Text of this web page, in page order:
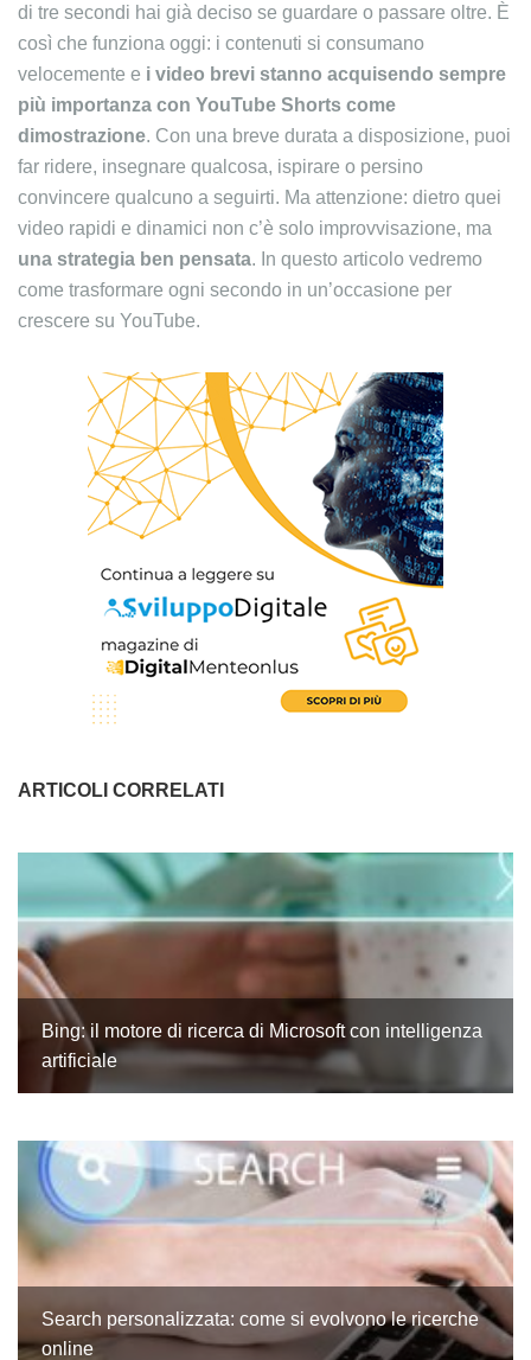
di tre secondi hai già deciso se guardare o passare oltre. È
così che funziona oggi: i contenuti si consumano
velocemente e i video brevi stanno acquisendo sempre
più importanza con YouTube Shorts come
dimostrazione. Con una breve durata a disposizione, puoi
far ridere, insegnare qualcosa, ispirare o persino
convincere qualcuno a seguirti. Ma attenzione: dietro quei
video rapidi e dinamici non c’è solo improvvisazione, ma
una strategia ben pensata. In questo articolo vedremo
come trasformare ogni secondo in un’occasione per
crescere su YouTube.
ARTICOLI CORRELATI
Bing: il motore di ricerca di Microsoft con intelligenza
artificiale
Search personalizzata: come si evolvono le ricerche
online